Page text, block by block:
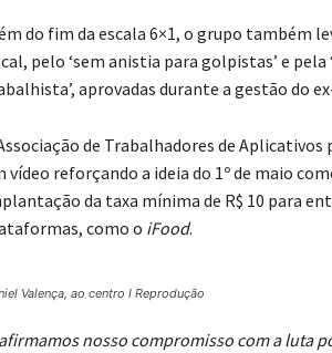
do fim da escala 6×1, o grupo também
pelo ‘sem anistia para golpistas’ e
aprovadas durante a gestão do
de Trabalhadores de
vídeo reforçando a ideia do 1º de maio
da taxa mínima de R$ 10 para
como o iFood.
Valença, ao centro I Reprodução
nosso compromisso com a luta